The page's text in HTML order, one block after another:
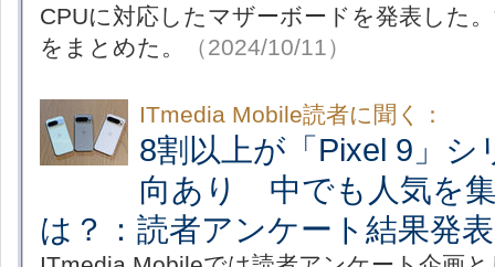
CPUに対応したマザーボードを発表した
をまとめた。
（2024/10/11）
ITmedia Mobile読者に聞く：
8割以上が「Pixel 9」シ
向あり 中でも人気を
は？：読者アンケート結果発表